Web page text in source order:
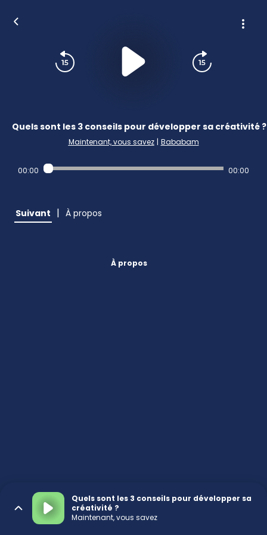
Quels sont les 3 conseils pour développer sa créativité ?
Maintenant, vous savez | Bababam
00:00 00:00
Suivant | À propos
À propos
Quels sont les 3 conseils pour développer sa
créativité ?
Maintenant, vous savez